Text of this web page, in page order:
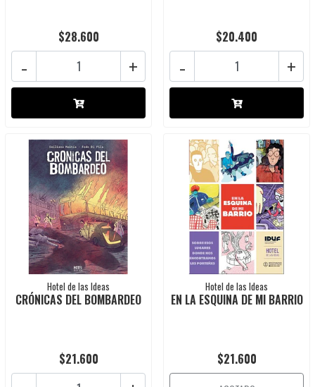
$28.600
+
-
$20.400
+
-
Hotel de las Ideas
CRÓNICAS DEL BOMBARDEO
$21.600
Hotel de las Ideas
EN LA ESQUINA DE MI BARRIO
$21.600